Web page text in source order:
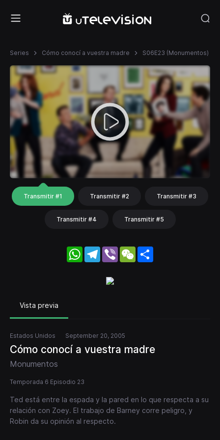
Series Cómo conocí a vuestra madre S06E23 (Monumentos)
Transmitir #1 Transmitir #2 Transmitir #3
Transmitir #4 Transmitir #5
WhatsApp
Telegram
Viber WeChat
Vista previa
Estados Unidos September 20, 2005
Cómo conocí a vuestra madre
Monumentos
Temporada 6 Episodio 23
Ted está entre la espada y la pared en lo que respecta a su
relación con Zoey. El trabajo de Barney corre peligro, y
Robin da su opinión al respecto.